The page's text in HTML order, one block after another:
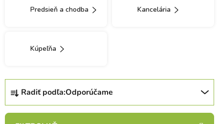
Predsieň a chodba Kancelária
Kúpeľňa
R
d
Radiť podľa:Odporúčame